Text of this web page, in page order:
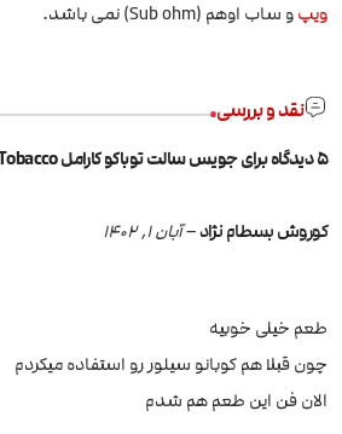
ویپو ساب اوهم (Sub ohm) نمی باشد.
نقد و بررسی
5 دیدگاه برای جویس سالت توباکو کارامل PodSalt Royal Tobacco
کوروش بسطام نژاد–آبان 1, 1402
طعم خیلی خوبیه
چون قبلا هم کوبانو سیلور رو استفاده میکردم
الان فن این طعم هم شدم